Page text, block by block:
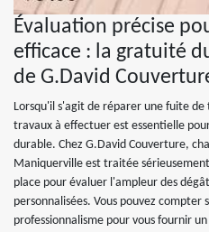
Évaluation précise
efficace : la gratuité
de G.David
Lorsqu'il s'agit de réparer une fuite
travaux à effectuer est essentielle
durable. Chez G.David Couverture,
Maniquerville est traitée
place pour évaluer l'ampleur des
personnalisées. Vous pouvez
professionnalisme pour vous fournir